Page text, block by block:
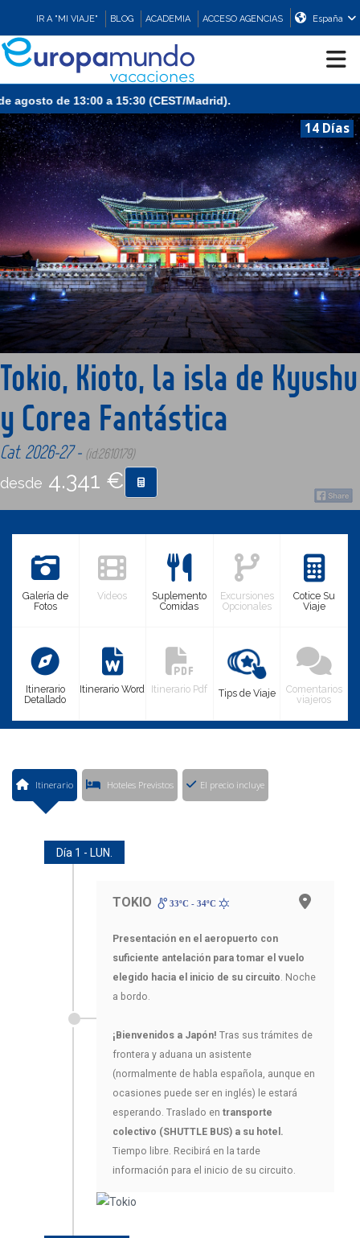
IR A "MI VIAJE" BLOG ACADEMIA ACCESO AGENCIAS España
CRUCEROS
EUROPA
ASIA
ORIENTE
PROMOCIONES
COMPRAR
CONTACTO
14 Días
Tokio, Kioto, la isla de Kyushu
y Corea Fantástica
Cat. 2026-27 - (id:2610179)
desde 4.341 €
Galería de
Fotos
Videos
Suplemento
Comidas
Excursiones
Opcionales
Cotice Su
Viaje
Itinerario
Detallado
Itinerario Word Itinerario Pdf Tips de Viaje
Comentarios
viajeros
Itinerario Hoteles Previstos El precio incluye
Día 1 - LUN.
TOKIO 33ºC - 34ºC
Presentación en el aeropuerto con
suficiente antelación para tomar el vuelo
elegido hacia el inicio de su circuito. Noche
a bordo.
¡Bienvenidos a Japón! Tras sus trámites de
frontera y aduana un asistente
(normalmente de habla española, aunque en
ocasiones puede ser en inglés) le estará
esperando. Traslado en transporte
colectivo (SHUTTLE BUS) a su hotel.
Tiempo libre. Recibirá en la tarde
información para el inicio de su circuito.